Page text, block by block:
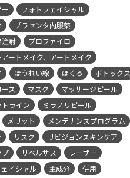
フォトフェイシャル
プラセンタ内服薬
注射
プロファイロ
ートメイク、アートメイク
ほうれい線 ほくろ
ボトックス
ス
マスク
マッサージピール
ライン
ミラノリピール
メリット
メンテナンスプログラム
リスク
リビジョンスキンケア
プ
リベルサス
レーザー
イシャル
主成分
併用